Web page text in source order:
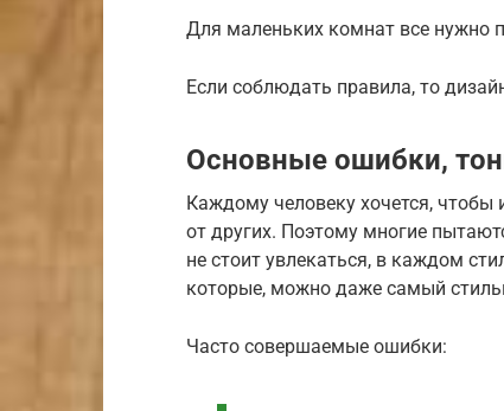
Для маленьких комнат все нужно
Если соблюдать правила, то
Основные ошибки,
Каждому человеку хочется,
от других. Поэтому многие
не стоит увлекаться, в каждом
которые, можно даже самый
Часто совершаемые ошибки: